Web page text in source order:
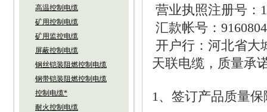
高温控制电缆
矿用控制电缆
矿用监控电缆
屏蔽控制电缆
钢丝铠装阻燃控制电缆
钢带铠装阻燃控制电缆
控制电缆*
耐火控制电缆
营业执照注册号：
汇款帐号：
开户行：河北省大
天联电缆，质量承
1、签订产品质量